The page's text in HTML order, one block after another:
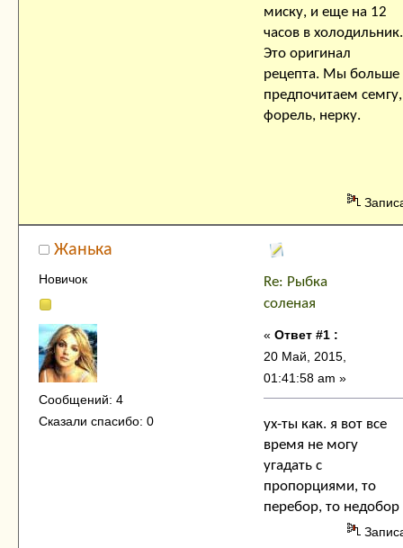
миску, и еще на 12
часов в холодильник.
Это оригинал
рецепта. Мы больше
предпочитаем семгу,
форель, нерку.
Жанька
Новичок
Сообщений: 4
Сказали спасибо: 0
Re: Рыбка
соленая
« Ответ #1 :
20 Май, 2015,
01:41:58 am »
ух-ты как. я вот все
время не могу
угадать с
пропорциями, то
перебор, то недобор